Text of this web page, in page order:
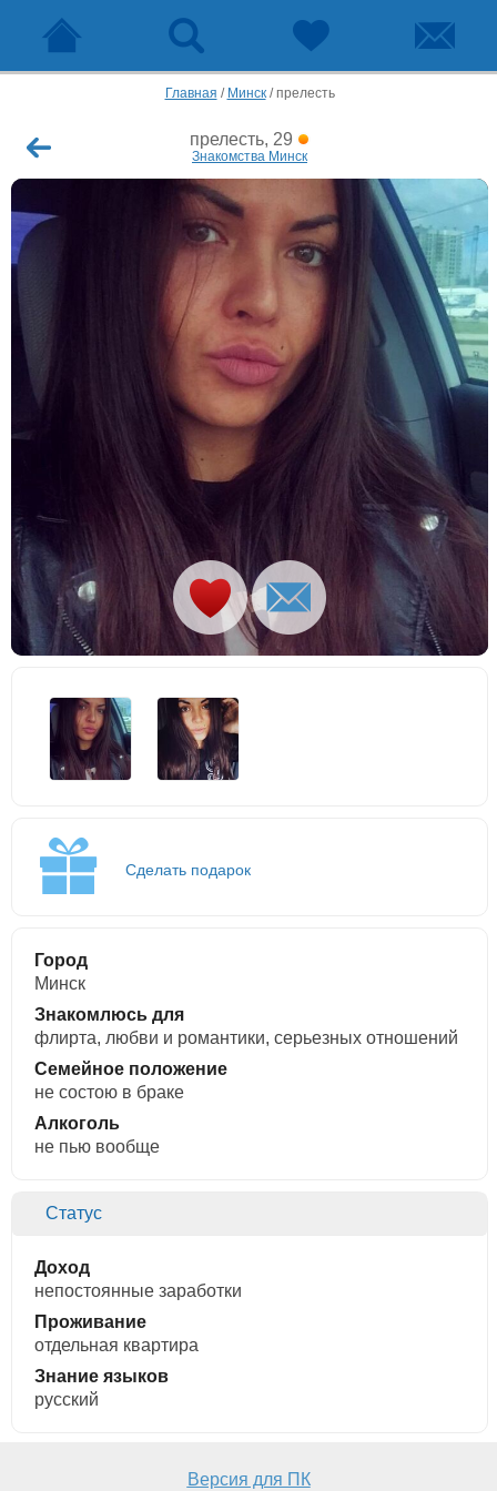
Главная / Минск/прелесть
прелесть, 29
Знакомства Минск
Сделать подарок
Город
Минск
Знакомлюсь для
флирта, любви и романтики, cерьезных отношений
Семейное положение
не состою в браке
Алкоголь
не пью вообще
Статус
Доход
непостоянные заработки
Проживание
отдельная квартира
Знание языков
русский
Версия для ПК